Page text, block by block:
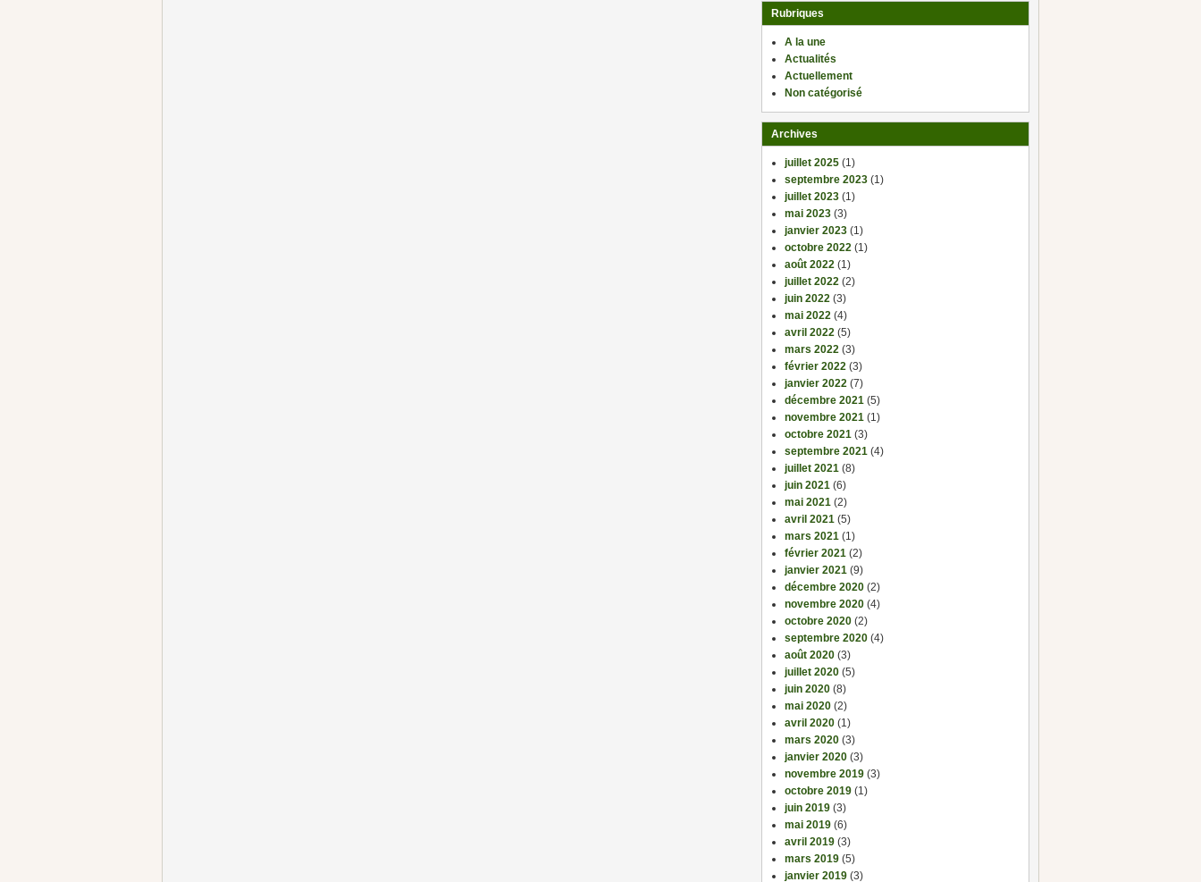
Rubriques
A la une
Actualités
Actuellement
Non catégorisé
Archives
juillet 2025 (1)
septembre 2023 (1)
juillet 2023 (1)
mai 2023 (3)
janvier 2023 (1)
octobre 2022 (1)
août 2022 (1)
juillet 2022 (2)
juin 2022 (3)
mai 2022 (4)
avril 2022 (5)
mars 2022 (3)
février 2022 (3)
janvier 2022 (7)
décembre 2021 (5)
novembre 2021 (1)
octobre 2021 (3)
septembre 2021 (4)
juillet 2021 (8)
juin 2021 (6)
mai 2021 (2)
avril 2021 (5)
mars 2021 (1)
février 2021 (2)
janvier 2021 (9)
décembre 2020 (2)
novembre 2020 (4)
octobre 2020 (2)
septembre 2020 (4)
août 2020 (3)
juillet 2020 (5)
juin 2020 (8)
mai 2020 (2)
avril 2020 (1)
mars 2020 (3)
janvier 2020 (3)
novembre 2019 (3)
octobre 2019 (1)
juin 2019 (3)
mai 2019 (6)
avril 2019 (3)
mars 2019 (5)
janvier 2019 (3)